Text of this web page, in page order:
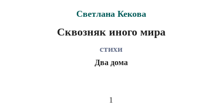
Светлана Кекова
Сквозняк иного мира
стихи
Два дома
1